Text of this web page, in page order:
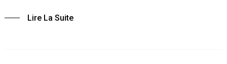
Lire La Suite